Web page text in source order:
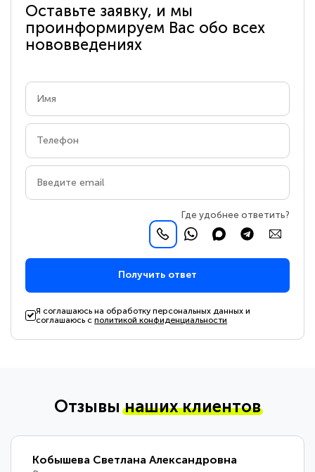
Оставьте заявку, и мы
проинформируем Вас обо всех
нововведениях
Где удобнее ответить?
Получить ответ
Я соглашаюсь на обработку персональных данных и
соглашаюсь сполитикой конфиденциальности
Отзывынаших клиентов
Кобышева Светлана Александровна